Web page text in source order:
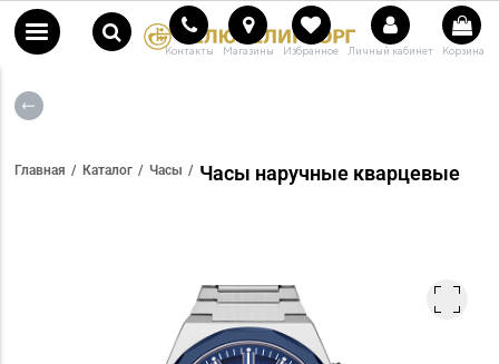
Контакты Магазины Избранное Личный кабинет Корзина
Главная Каталог Часы Часы наручные кварцевые